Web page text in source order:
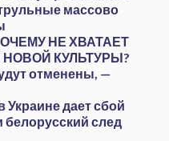
массово
НЕ ХВАТАЕТ
КУЛЬТУРЫ?
отменены, —
дает сбой
след